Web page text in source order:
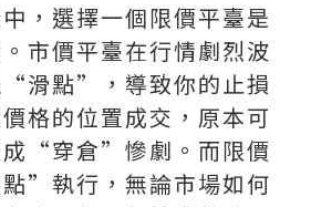
，選擇一個限價平臺是
市價平臺在行情劇烈波
“滑點”，導致你的止損
格的位置成交，原本可
成“穿倉”慘劇。而限價
”執行，無論市場如何